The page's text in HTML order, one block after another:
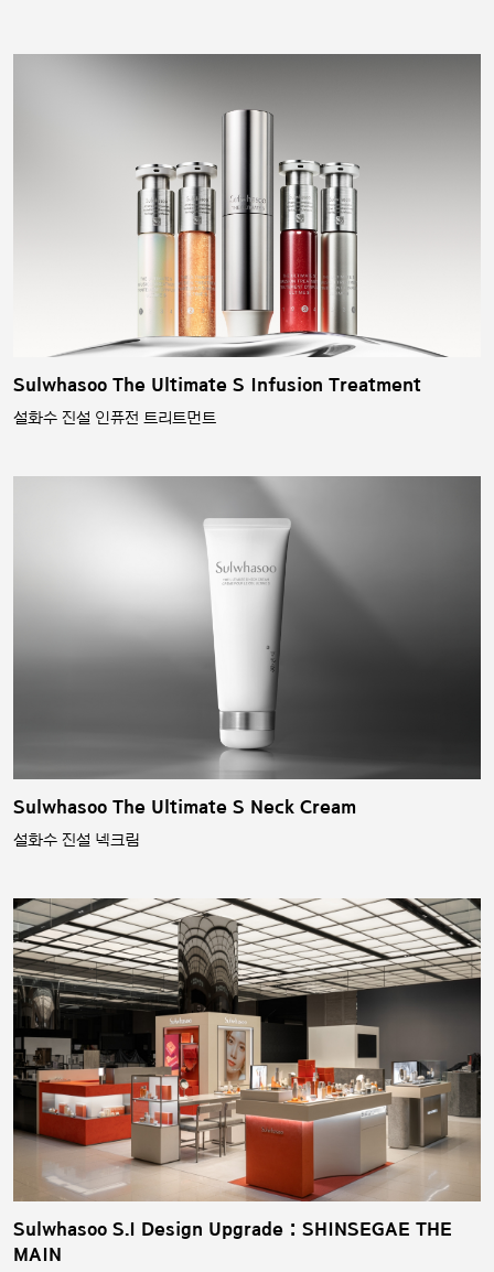
Sulwhasoo The Ultimate S Infusion Treatment
설화수 진설 인퓨전 트리트먼트
Sulwhasoo The Ultimate S Neck Cream
설화수 진설 넥크림
Sulwhasoo S.I Design Upgrade : SHINSEGAE THE
MAIN